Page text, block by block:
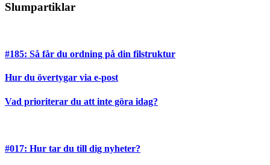
Slumpartiklar
#185: Så får du ordning på din filstruktur
Hur du övertygar via e-post
Vad prioriterar du att inte göra idag?
#017: Hur tar du till dig nyheter?